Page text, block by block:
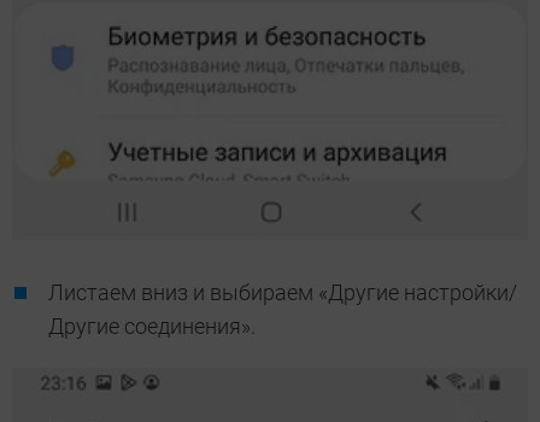
Листаем вниз и выбираем «Другие настройки/
Другие соединения».